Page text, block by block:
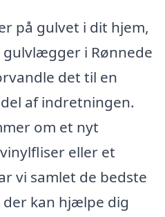
på gulvet i dit hjem,
i Rønnede
det til en
af indretningen.
om et nyt
eller et
vi samlet de bedste
kan hjælpe dig